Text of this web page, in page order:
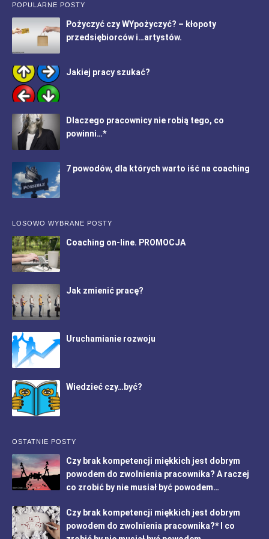
POPULARNE POSTY
Pożyczyć czy WYpożyczyć? – kłopoty
przedsiębiorców i…artystów.
Jakiej pracy szukać?
Dlaczego pracownicy nie robią tego, co
powinni…*
7 powodów, dla których warto iść na coaching
LOSOWO WYBRANE POSTY
Coaching on-line. PROMOCJA
Jak zmienić pracę?
Uruchamianie rozwoju
Wiedzieć czy…być?
OSTATNIE POSTY
Czy brak kompetencji miękkich jest dobrym
powodem do zwolnienia pracownika? A raczej
co zrobić by nie musiał być powodem…
Czy brak kompetencji miękkich jest dobrym
powodem do zwolnienia pracownika?* I co